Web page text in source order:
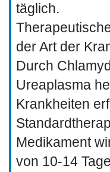
täglich.
der Art der
Durch
Ureaplasma
Krankheiten
Medikament
von 10-14